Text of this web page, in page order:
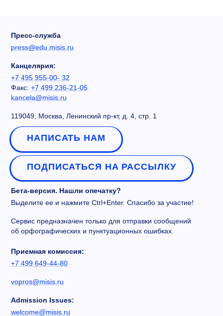
Пресс-служба
press@edu.misis.ru
Канцелярия:
+7 495 955-00- 32
Факс: +7 499 236-21-05
kancela@misis.ru
119049, Москва, Ленинский пр-кт, д. 4, стр. 1
НАПИСАТЬ НАМ
ПОДПИСАТЬСЯ НА РАССЫЛКУ
Бета-версия. Нашли опечатку?
Выделите ее и нажмите Ctrl+Enter. Спасибо за участие!
Сервис предназначен только для отправки сообщений
об орфографических и пунктуационных ошибках.
Приемная комиссия:
+7 499 649-44-80
vopros@misis.ru
Admission Issues:
welcome@misis.ru